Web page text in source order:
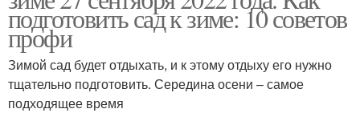
подготовить сад к зиме: 10 советов
профи
Зимой сад будет отдыхать, и к этому отдыху его нужно
тщательно подготовить. Середина осени – самое
подходящее время